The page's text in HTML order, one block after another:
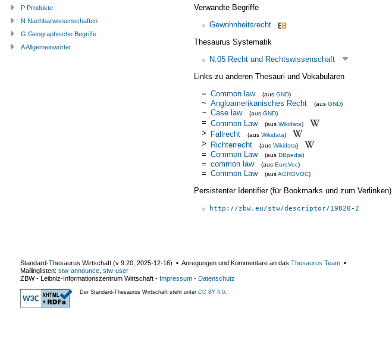
Verwandte Begriffe
Gewohnheitsrecht
Thesaurus Systematik
N.05 Recht und Rechtswissenschaft
Links zu anderen Thesauri und Vokabularen
= Common law (aus GND)
~ Angloamerikanisches Recht (aus GND)
~ Case law (aus GND)
= Common Law (aus Wikidata)
> Fallrecht (aus Wikidata)
> Richterrecht (aus Wikidata)
= Common Law (aus DBpedia)
= common law (aus EuroVoc)
= Common Law (ausAGROVOC)
Persistenter Identifier (für Bookmarks und zum Verlinken)
http://zbw.eu/stw/descriptor/19820-2
P Produkte
N Nachbarwissenschaften
G Geographische Begriffe
A Allgemeinwörter
Standard-Thesaurus Wirtschaft (v 9.20 2025-12-16) ▪ Anregungen und Kommentare an das Thesaurus Team ▪
Mailinglisten: stw-announce stw-user
ZBW - Leibniz-Informationszentrum Wirtschaft - Impressum - Datenschutz
Der Standard-Thesaurus Wirtschaft steht unter CC BY 4.0